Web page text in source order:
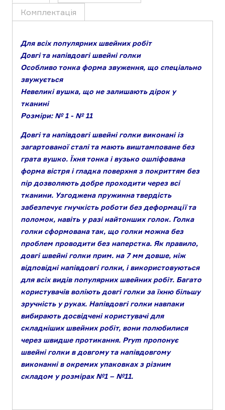
Комплектація
Для всіх популярних швейних робіт
Довгі та напівдовгі швейні голки
Особливо тонка форма звуження, що спеціально
звужується
Невеликі вушка, що не залишають дірок у
тканині
Розміри: № 1 - № 11
Довгі та напівдовгі швейні голки виконані із
загартованої сталі та мають виштамповане без
грата вушко. Їхня тонка і вузько ошліфована
форма вістря і гладка поверхня з покриттям без
пір дозволяють добре проходити через всі
тканини. Узгоджена пружинна твердість
забезпечує гнучкість роботи без деформації та
поломок, навіть у разі найтонших голок. Голка
голки сформована так, що голки можна без
проблем проводити без наперстка. Як правило,
довгі швейні голки прим. на 7 мм довше, ніж
відповідні напівдовгі голки, і використовуються
для всіх видів популярних швейних робіт. Багато
користувачів воліють довгі голки за їхню більшу
зручність у руках. Напівдовгі голки навпаки
вибирають досвідчені користувачі для
складніших швейних робіт, вони полюбилися
через швидше протикання. Prym пропонує
швейні голки в довгому та напівдовгому
виконанні в окремих упаковках з різним
складом у розмірах №1 – №11.